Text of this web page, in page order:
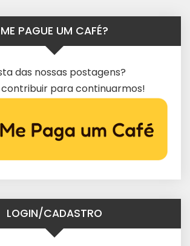
ME PAGUE UM CAFÉ?
das nossas postagens?
para continuarmos!
LOGIN/CADASTRO